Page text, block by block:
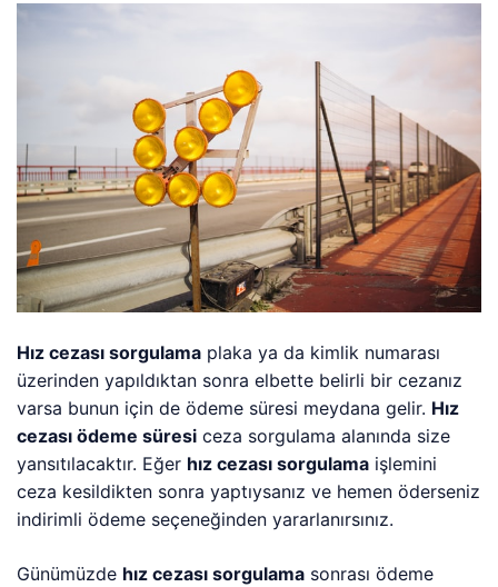
Hız cezası sorgulama plaka ya da kimlik numarası
üzerinden yapıldıktan sonra elbette belirli bir cezanız
varsa bunun için de ödeme süresi meydana gelir. Hız
cezası ödeme süresi ceza sorgulama alanında size
yansıtılacaktır. Eğer hız cezası sorgulama işlemini
ceza kesildikten sonra yaptıysanız ve hemen öderseniz
indirimli ödeme seçeneğinden yararlanırsınız.
Günümüzde hız cezası sorgulama sonrası ödeme